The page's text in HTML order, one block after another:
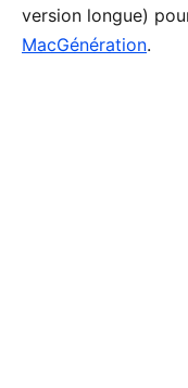
version longue)
MacGénération.